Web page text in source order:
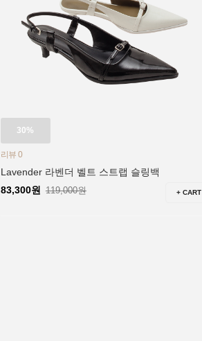
30%
리뷰 0
Lavender 라벤더 벨트 스트랩 슬링백
83,300원
119,000원 + CART